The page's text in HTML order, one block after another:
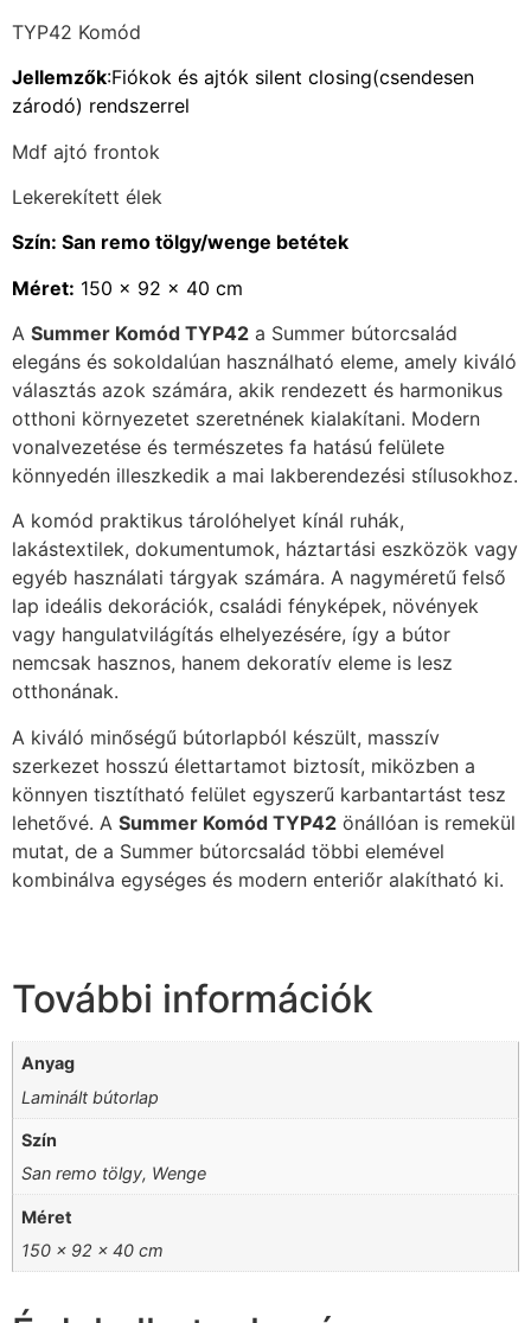
TYP42 Komód
Jellemzők:Fiókok és ajtók silent closing(csendesen
zárodó) rendszerrel
Mdf ajtó frontok
Lekerekített élek
Szín: San remo tölgy/wenge betétek
Méret: 150 x 92 x 40 cm
A Summer Komód TYP42 a Summer bútorcsalád
elegáns és sokoldalúan használható eleme, amely kiváló
választás azok számára, akik rendezett és harmonikus
otthoni környezetet szeretnének kialakítani. Modern
vonalvezetése és természetes fa hatású felülete
könnyedén illeszkedik a mai lakberendezési stílusokhoz.
A komód praktikus tárolóhelyet kínál ruhák,
lakástextilek, dokumentumok, háztartási eszközök vagy
egyéb használati tárgyak számára. A nagyméretű felső
lap ideális dekorációk, családi fényképek, növények
vagy hangulatvilágítás elhelyezésére, így a bútor
nemcsak hasznos, hanem dekoratív eleme is lesz
otthonának.
A kiváló minőségű bútorlapból készült, masszív
szerkezet hosszú élettartamot biztosít, miközben a
könnyen tisztítható felület egyszerű karbantartást tesz
lehetővé. A Summer Komód TYP42 önállóan is remekül
mutat, de a Summer bútorcsalád többi elemével
kombinálva egységes és modern enteriőr alakítható ki.
További információk
Anyag
Laminált bútorlap
Szín
San remo tölgy, Wenge
Méret
150 x 92 x 40 cm